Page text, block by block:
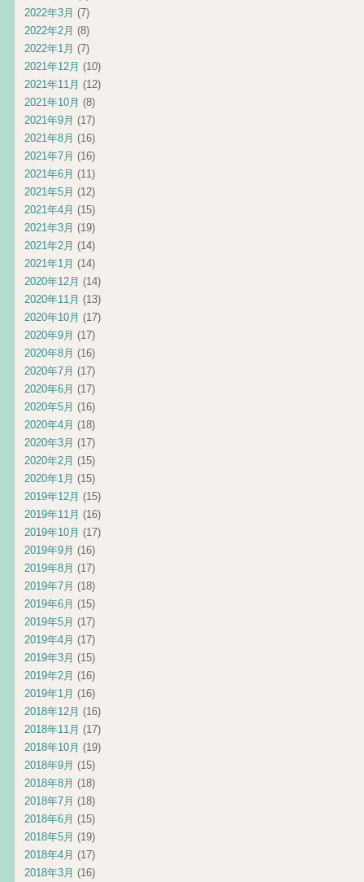
2022年3月 (7)
2022年2月 (8)
2022年1月 (7)
2021年12月 (10)
2021年11月 (12)
2021年10月 (8)
2021年9月 (17)
2021年8月 (16)
2021年7月 (16)
2021年6月 (11)
2021年5月 (12)
2021年4月 (15)
2021年3月 (19)
2021年2月 (14)
2021年1月 (14)
2020年12月 (14)
2020年11月 (13)
2020年10月 (17)
2020年9月 (17)
2020年8月 (16)
2020年7月 (17)
2020年6月 (17)
2020年5月 (16)
2020年4月 (18)
2020年3月 (17)
2020年2月 (15)
2020年1月 (15)
2019年12月 (15)
2019年11月 (16)
2019年10月 (17)
2019年9月 (16)
2019年8月 (17)
2019年7月 (18)
2019年6月 (15)
2019年5月 (17)
2019年4月 (17)
2019年3月 (15)
2019年2月 (16)
2019年1月 (16)
2018年12月 (16)
2018年11月 (17)
2018年10月 (19)
2018年9月 (15)
2018年8月 (18)
2018年7月 (18)
2018年6月 (15)
2018年5月 (19)
2018年4月 (17)
2018年3月 (16)